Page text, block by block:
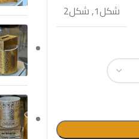
شكل1, شكل2